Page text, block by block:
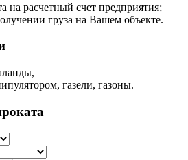
на расчетный счет предприятия;
груза на Вашем объекте.
газели, газоны.